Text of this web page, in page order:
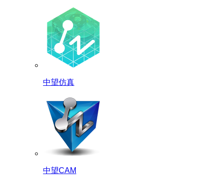
中望仿真
中望CAM